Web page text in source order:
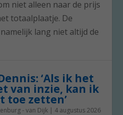
niet alleen naar de prijs
totaalplaatje. De
lang niet altijd de
‘Als ik het
van inzie, kan ik
toe zetten’
- van Dijk | 4 augustus 2026